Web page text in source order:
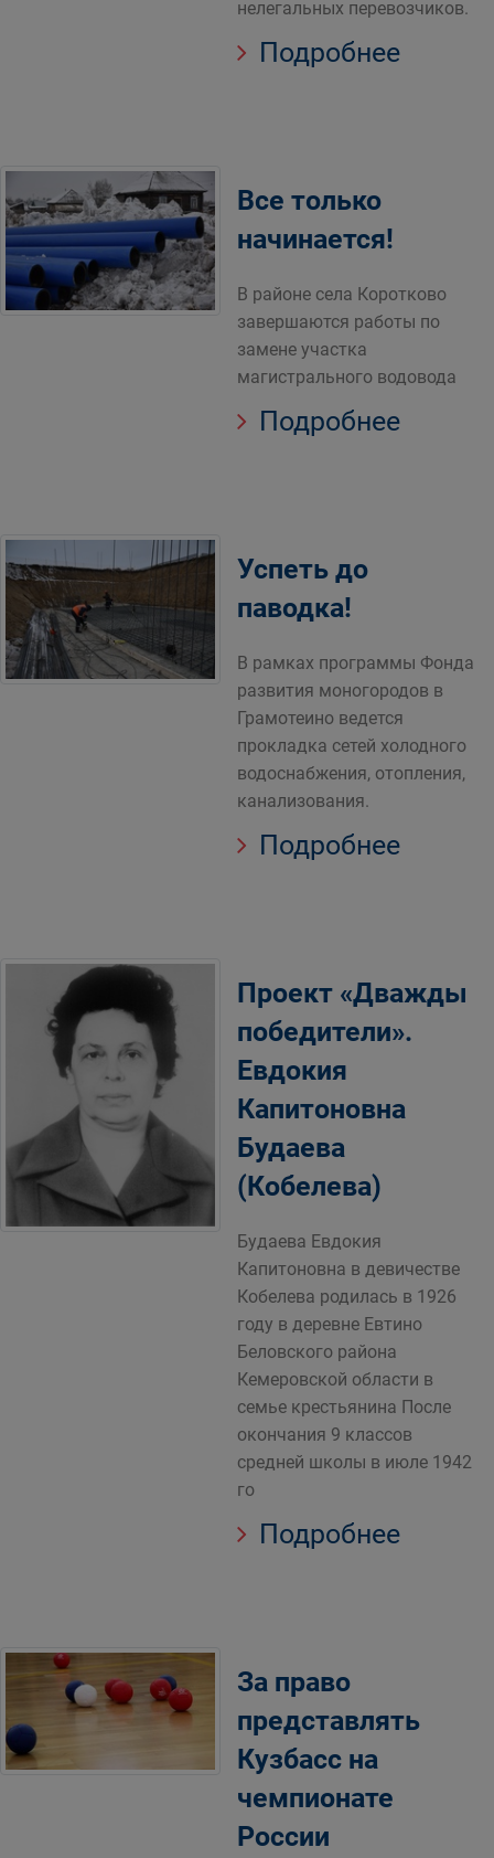
нелегальных перевозчиков.
Подробнее
Все только
начинается!
В районе села Коротково
завершаются работы по
замене участка
магистрального водовода
Подробнее
Успеть до
паводка!
В рамках программы Фонда
развития моногородов в
Грамотеино ведется
прокладка сетей холодного
водоснабжения, отопления,
канализования.
Подробнее
Проект «Дважды
победители».
Евдокия
Капитоновна
Будаева
(Кобелева)
Будаева Евдокия
Капитоновна в девичестве
Кобелева родилась в 1926
году в деревне Евтино
Беловского района
Кемеровской области в
семье крестьянина После
окончания 9 классов
средней школы в июле 1942
го
Подробнее
За право
представлять
Кузбасс на
чемпионате
России